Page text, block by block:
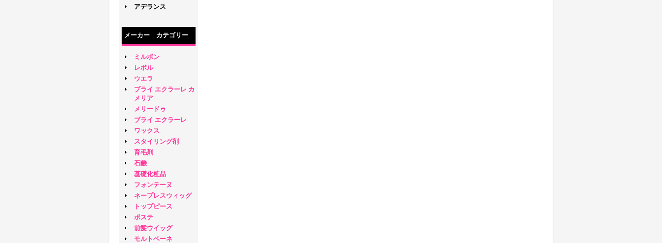
アデランス
メーカー カテゴリー
ミルボン
レボル
ウエラ
ブライ エクラーレ カ
メリア
メリードゥ
ブライ エクラーレ
ワックス
スタイリング剤
育毛剤
石鹸
基礎化粧品
フォンテーヌ
ネープレスウィッグ
トップピース
ポステ
前髪ウイッグ
モルトベーネ